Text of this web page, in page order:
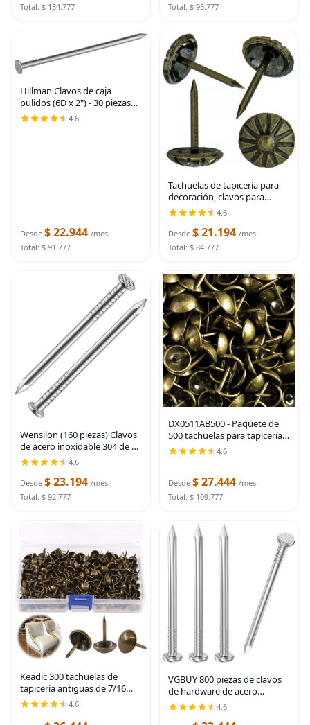
Total: $ 134.777
Total: $ 95.777
Hillman Clavos de caja
pulidos (6D x 2") - 30 piezas
(plata)
4.6
Desde $ 22.944 /mes
Total: $ 91.777
Tachuelas de tapicería para
decoración, clavos para
tapicería decorativa, clavos
de tapicería de 7/16 pulgadas
para muebles decorativos de
4.6
Desde $ 21.194 /mes
Total: $ 84.777
Wensilon (160 piezas) Clavos
de acero inoxidable 304 de 1-
1/2 pulgadas, clavos para
colgar, clavos de pared,
espigas, clavos largos
4.6
Desde $ 23.194 /mes
Total: $ 92.777
DX0511AB500 - Paquete de
500 tachuelas para tapicería,
clavos decorativos de
muebles de 7/16 pulgadas
decoración de
4.6
Desde $ 27.444 /mes
Total: $ 109.777
Keadic 300 tachuelas de
tapicería antiguas de 7/16
pulgadas, pasadores de
bronce para muebles,
4.6
VGBUY 800 piezas de clavos
de hardware de acero
inoxidable - clavos de 1
pulgada de cabeza plana
4.6